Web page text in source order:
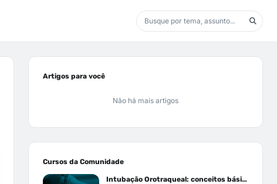
Artigos para você
Não há mais artigos
Cursos da Comunidade
Intubação Orotraqueal: conceitos básicos